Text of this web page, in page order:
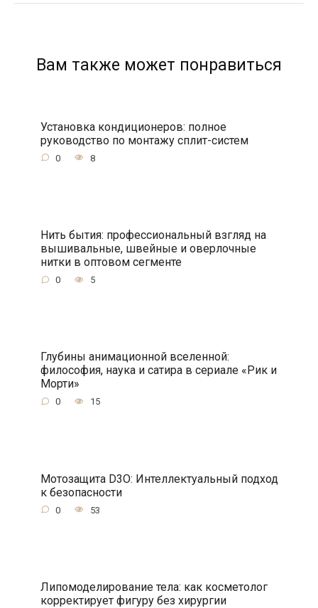
Вам также может понравиться
Установка кондиционеров: полное
руководство по монтажу сплит-систем
0 8
Нить бытия: профессиональный взгляд на
вышивальные, швейные и оверлочные
нитки в оптовом сегменте
0 5
Глубины анимационной вселенной:
философия, наука и сатира в сериале «Рик и
Морти»
0 15
Мотозащита D3O: Интеллектуальный подход
к безопасности
0 53
Липомоделирование тела: как косметолог
корректирует фигуру без хирургии